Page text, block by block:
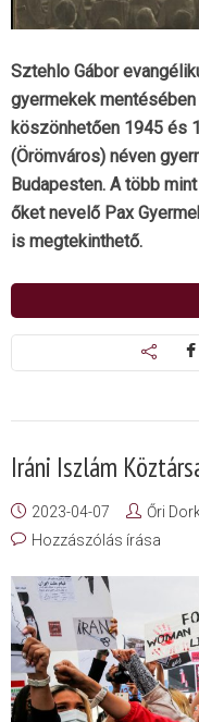
Sztehlo Gábor
gyermekek
köszönhetően 1945 és
(Örömváros) néven
Budapesten. A több
őket nevelő Pax
is megtekinthető.
Iráni Iszlám
2023-04-07 Őri
Hozzászólás írása